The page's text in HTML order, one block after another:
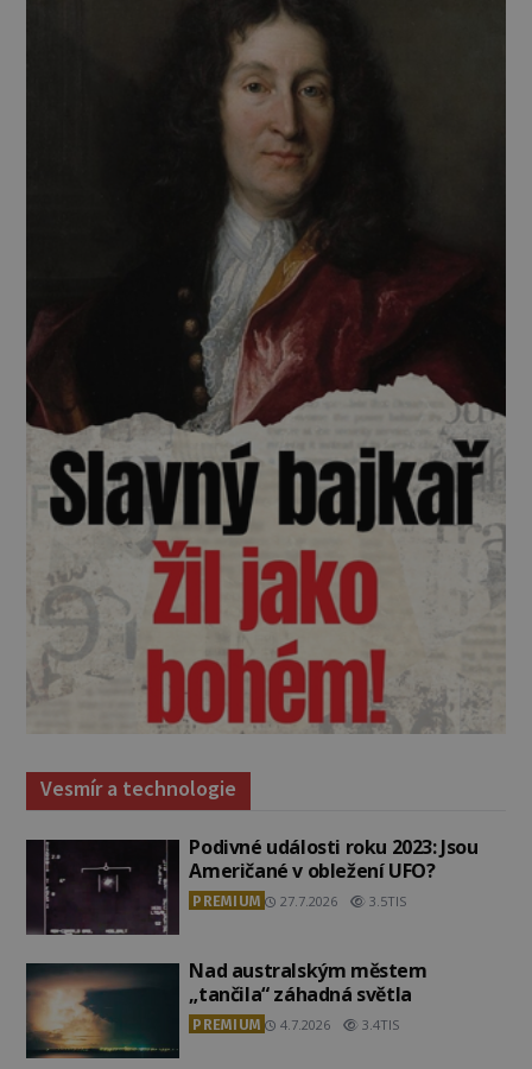
Vesmír a technologie
Podivné události roku 2023: Jsou
Američané v obležení UFO?
PREMIUM 27.7.2026 3.5TIS
Nad australským městem
„tančila“ záhadná světla
PREMIUM 4.7.2026 3.4TIS